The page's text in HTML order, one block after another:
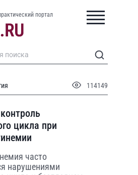
портал
114149
цикла при
часто
нарушениями